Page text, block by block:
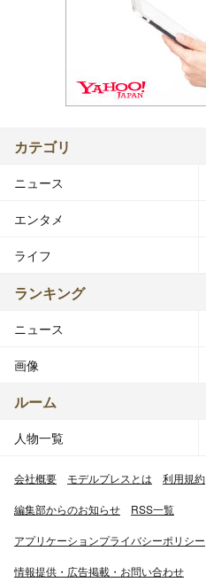
カテゴリ
ニュース
エンタメ
ライフ
ランキング
ニュース
画像
ルーム
人物一覧
会社概要 モデルプレスとは 利用規約
編集部からのお知らせ RSS一覧
アプリケーションプライバシーポリシー
情報提供・広告掲載・お問い合わせ